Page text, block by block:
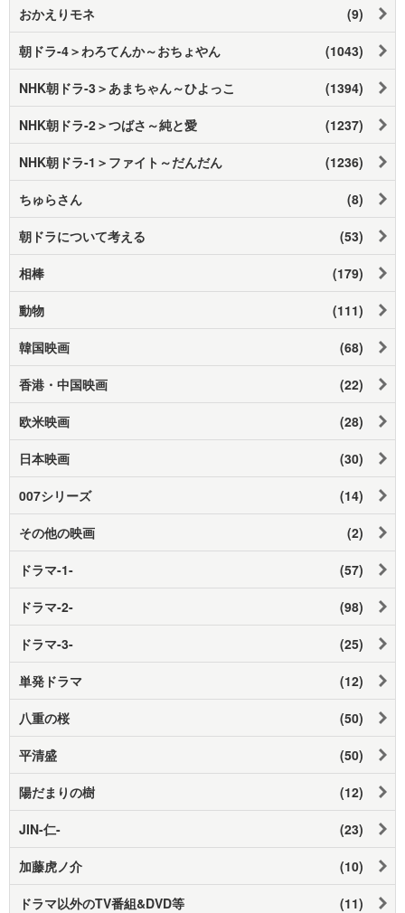
おかえりモネ (9)
朝ドラ-4＞わろてんか～おちょやん (1043)
NHK朝ドラ-3＞あまちゃん～ひよっこ (1394)
NHK朝ドラ-2＞つばさ～純と愛 (1237)
NHK朝ドラ-1＞ファイト～だんだん (1236)
ちゅらさん (8)
朝ドラについて考える (53)
相棒 (179)
動物 (111)
韓国映画 (68)
香港・中国映画 (22)
欧米映画 (28)
日本映画 (30)
007シリーズ (14)
その他の映画 (2)
ドラマ-1- (57)
ドラマ-2- (98)
ドラマ-3- (25)
単発ドラマ (12)
八重の桜 (50)
平清盛 (50)
陽だまりの樹 (12)
JIN-仁- (23)
加藤虎ノ介 (10)
ドラマ以外のTV番組&DVD等 (11)